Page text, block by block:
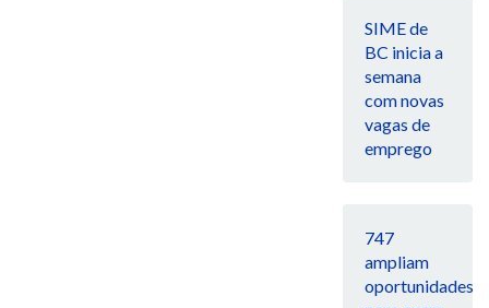
SIME de
BC inicia a
semana
com novas
vagas de
emprego
747
ampliam
oportunidades